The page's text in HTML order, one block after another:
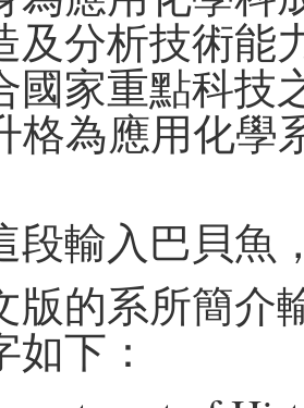
及分析技術能
國家重點科技
格為應用化學
段輸入巴貝魚
版的系所簡介
下：